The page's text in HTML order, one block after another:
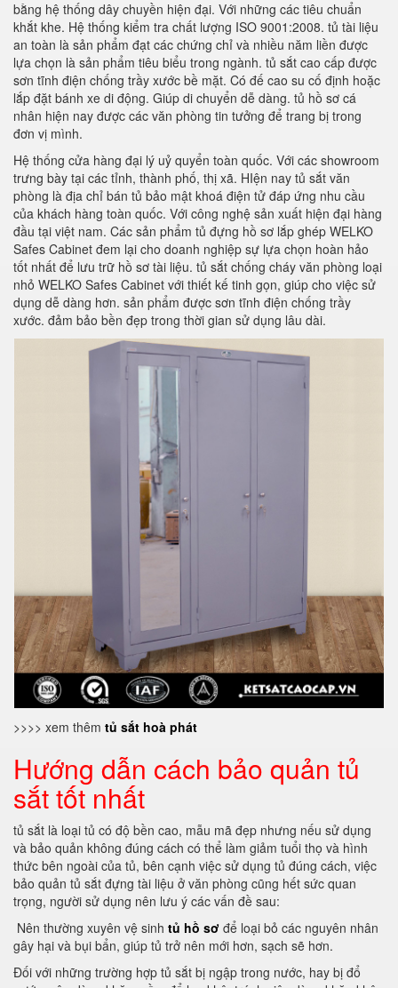
bằng hệ thống dây chuyền hiện đại. Với những các tiêu chuẩn
khắt khe. Hệ thống kiểm tra chất lượng ISO 9001:2008. tủ tài liệu
an toàn là sản phẩm đạt các chứng chỉ và nhiều năm liền được
lựa chọn là sản phẩm tiêu biểu trong ngành. tủ sắt cao cấp được
sơn tĩnh điện chống trầy xước bề mặt. Có đế cao su cố định hoặc
lắp đặt bánh xe di động. Giúp di chuyển dễ dàng. tủ hồ sơ cá
nhân hiện nay được các văn phòng tin tưởng để trang bị trong
đơn vị mình.
Hệ thống cửa hàng đại lý uỷ quyển toàn quốc. Với các showroom
trưng bày tại các tỉnh, thành phố, thị xã. HIện nay tủ sắt văn
phòng là địa chỉ bán tủ bảo mật khoá điện tử đáp ứng nhu cầu
của khách hàng toàn quốc. Với công nghệ sản xuất hiện đại hàng
đầu tại việt nam. Các sản phẩm tủ đựng hồ sơ lắp ghép WELKO
Safes Cabinet đem lại cho doanh nghiệp sự lựa chọn hoàn hảo
tốt nhất để lưu trữ hồ sơ tài liệu. tủ sắt chống cháy văn phòng loại
nhỏ WELKO Safes Cabinet với thiết kế tinh gọn, giúp cho việc sử
dụng dễ dàng hơn. sản phẩm được sơn tĩnh điện chống trầy
xước. đảm bảo bền đẹp trong thời gian sử dụng lâu dài.
>>>> xem thêm tủ sắt hoà phát
Hướng dẫn cách bảo quản tủ
sắt tốt nhất
tủ sắt là loại tủ có độ bền cao, mẫu mã đẹp nhưng nếu sử dụng
và bảo quản không đúng cách có thể làm giảm tuổi thọ và hình
thức bên ngoài của tủ, bên cạnh việc sử dụng tủ đúng cách, việc
bảo quản tủ sắt đựng tài liệu ở văn phòng cũng hết sức quan
trọng, người sử dụng nên lưu ý các vấn đề sau:
Nên thường xuyên vệ sinh tủ hồ sơ để loại bỏ các nguyên nhân
gây hại và bụi bẩn, giúp tủ trở nên mới hơn, sạch sẽ hơn.
Đối với những trường hợp tủ sắt bị ngập trong nước, hay bị đổ